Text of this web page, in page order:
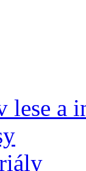
lese a